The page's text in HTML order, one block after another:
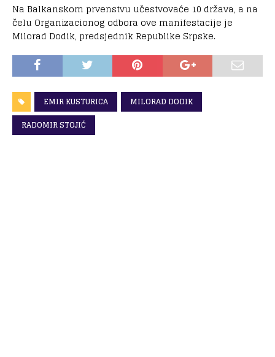
Na Balkanskom prvenstvu učestvovaće 10 država, a na
čelu Organizacionog odbora ove manifestacije je
Milorad Dodik, predsjednik Republike Srpske.
EMIR KUSTURICA
MILORAD DODIK
RADOMIR STOJIĆ